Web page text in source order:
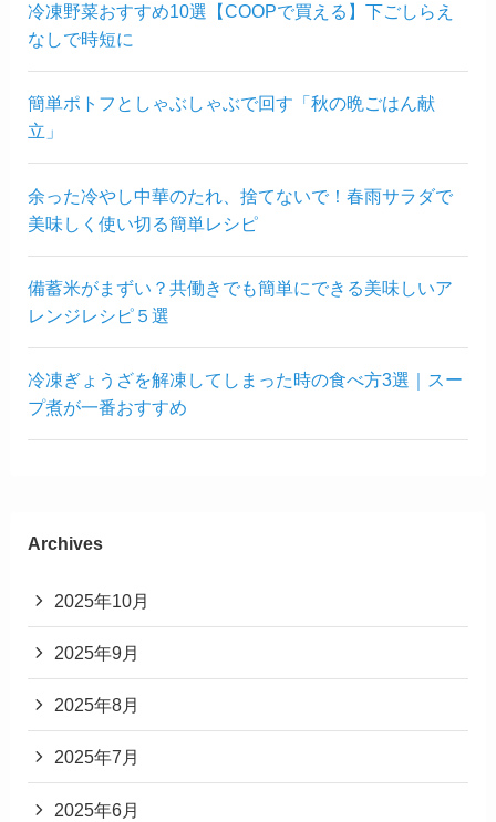
冷凍野菜おすすめ10選【COOPで買える】下ごしらえ
なしで時短に
簡単ポトフとしゃぶしゃぶで回す「秋の晩ごはん献
立」
余った冷やし中華のたれ、捨てないで！春雨サラダで
美味しく使い切る簡単レシピ
備蓄米がまずい？共働きでも簡単にできる美味しいア
レンジレシピ５選
冷凍ぎょうざを解凍してしまった時の食べ方3選｜スー
プ煮が一番おすすめ
Archives
2025年10月
2025年9月
2025年8月
2025年7月
2025年6月